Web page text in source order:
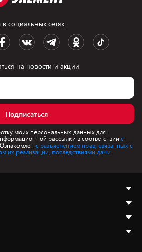
социальных сетях
на новости и акции
Подписаться
моих персональных данных для
рассылки в соответствии с
Ознакомлен с разъяснением прав, связанных с
их реализации, последствиями дачи